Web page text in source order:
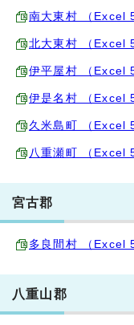
南大東村 （Excel
北大東村 （Excel
伊平屋村 （Excel
伊是名村 （Excel
久米島町 （Excel
八重瀬町 （Excel
宮古郡
多良間村 （Excel
八重山郡